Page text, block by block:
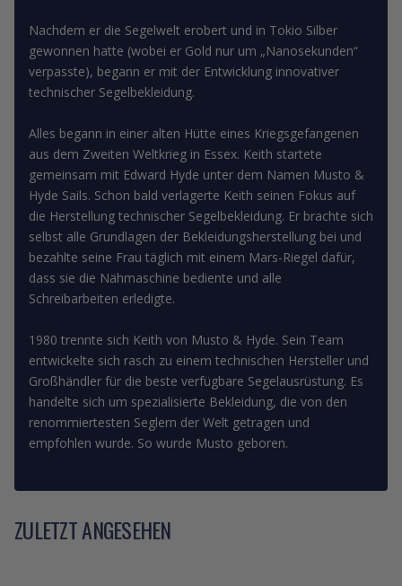
Nachdem er die Segelwelt erobert und in Tokio Silber
gewonnen hatte (wobei er Gold nur um „Nanosekunden“
verpasste), begann er mit der Entwicklung innovativer
technischer Segelbekleidung.
Alles begann in einer alten Hütte eines Kriegsgefangenen
aus dem Zweiten Weltkrieg in Essex. Keith startete
gemeinsam mit Edward Hyde unter dem Namen Musto &
Hyde Sails. Schon bald verlagerte Keith seinen Fokus auf
die Herstellung technischer Segelbekleidung. Er brachte sich
selbst alle Grundlagen der Bekleidungsherstellung bei und
bezahlte seine Frau täglich mit einem Mars-Riegel dafür,
dass sie die Nähmaschine bediente und alle
Schreibarbeiten erledigte.
1980 trennte sich Keith von Musto & Hyde. Sein Team
entwickelte sich rasch zu einem technischen Hersteller und
Großhändler für die beste verfügbare Segelausrüstung. Es
handelte sich um spezialisierte Bekleidung, die von den
renommiertesten Seglern der Welt getragen und
empfohlen wurde. So wurde Musto geboren.
ZULETZT ANGESEHEN